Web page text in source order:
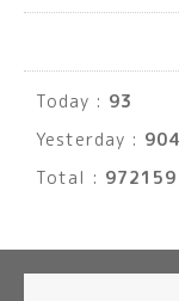
Today : 93
Yesterday : 904
Total : 972159